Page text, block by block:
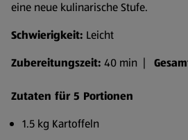
eine neue kulinarische Stufe.
Schwierigkeit: Leicht
Zubereitungszeit: 40 min |
Zutaten für 5 Portionen
1.5 kg Kartoffeln